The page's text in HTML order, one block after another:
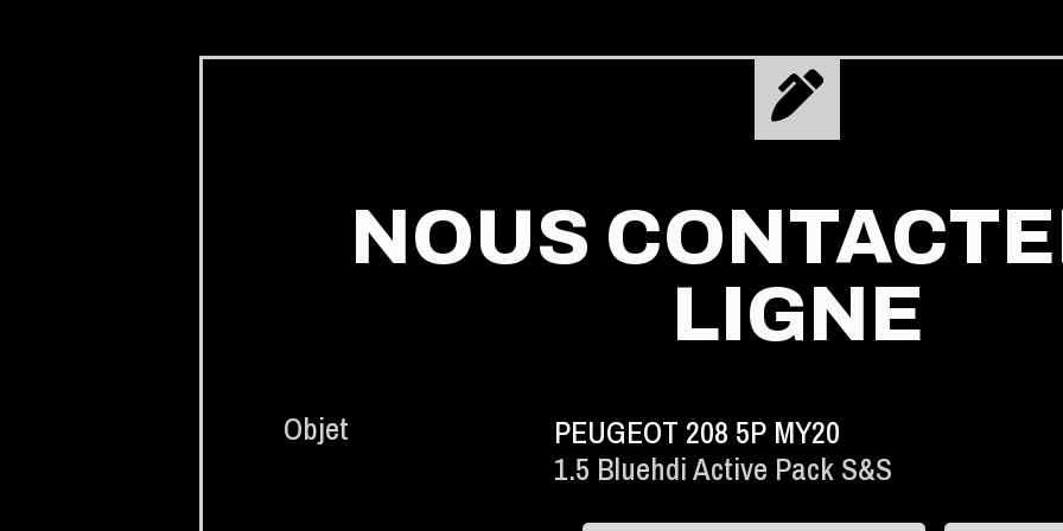
NOUS
LIGNE
Objet
PEUGEOT 208 5P MY20
1.5 Bluehdi Active Pack S&s